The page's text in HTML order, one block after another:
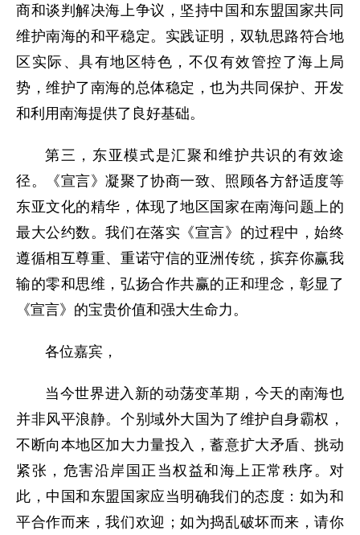
商和谈判解决海上争议，坚持中国和东盟国家共同
维护南海的和平稳定。实践证明，双轨思路符合地
区实际、具有地区特色，不仅有效管控了海上局
势，维护了南海的总体稳定，也为共同保护、开发
和利用南海提供了良好基础。
第三，东亚模式是汇聚和维护共识的有效途
径。《宣言》凝聚了协商一致、照顾各方舒适度等
东亚文化的精华，体现了地区国家在南海问题上的
最大公约数。我们在落实《宣言》的过程中，始终
遵循相互尊重、重诺守信的亚洲传统，摈弃你赢我
输的零和思维，弘扬合作共赢的正和理念，彰显了
《宣言》的宝贵价值和强大生命力。
各位嘉宾，
当今世界进入新的动荡变革期，今天的南海也
并非风平浪静。个别域外大国为了维护自身霸权，
不断向本地区加大力量投入，蓄意扩大矛盾、挑动
紧张，危害沿岸国正当权益和海上正常秩序。对
此，中国和东盟国家应当明确我们的态度：如为和
平合作而来，我们欢迎；如为捣乱破坏而来，请你